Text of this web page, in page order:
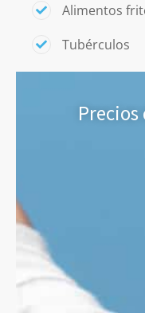
Alimentos
Tubérculos